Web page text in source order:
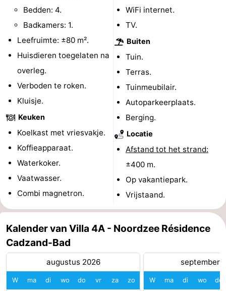
Steden
Natuur
Sporten
-
Fietsen
-
Paardrijden
-
Surfen
Eten
drinken
Zeehonden
Evenementen
Praktisch
Bedden: 4.
Badkamers: 1.
Leefruimte: ±80 m².
Huisdieren toegelaten na
overleg.
Verboden te roken.
Kluisje.
Keuken
Koelkast met vriesvakje.
Koffieapparaat.
Waterkoker.
Vaatwasser.
Combi magnetron.
WiFi internet.
TV.
Buiten
Tuin.
Terras.
Tuinmeubilair.
Autoparkeerplaats.
Berging.
Locatie
Afstand tot het strand:
±400 m.
Op vakantiepark.
Vrijstaand.
Kalender van Villa 4A - Noordzee Résidence
Cadzand-Bad
augustus 2026
W ma di wo do vr za zo
september
W ma di wo do